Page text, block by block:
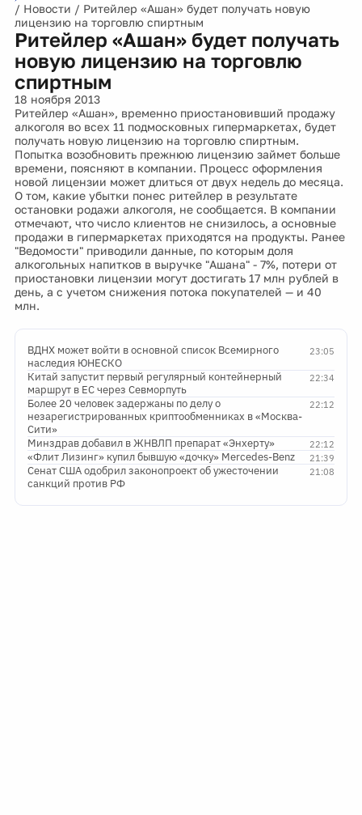
/ Новости / Ритейлер «Ашан» будет получать новую
лицензию на торговлю спиртным
Ритейлер «Ашан» будет получать
новую лицензию на торговлю
спиртным
18 ноября 2013
Ритейлер «Ашан», временно приостановивший продажу
алкоголя во всех 11 подмосковных гипермаркетах, будет
получать новую лицензию на торговлю спиртным.
Попытка возобновить прежнюю лицензию займет больше
времени, поясняют в компании. Процесс оформления
новой лицензии может длиться от двух недель до месяца.
О том, какие убытки понес ритейлер в результате
остановки родажи алкоголя, не сообщается. В компании
отмечают, что число клиентов не снизилось, а основные
продажи в гипермаркетах приходятся на продукты. Ранее
"Ведомости" приводили данные, по которым доля
алкогольных напитков в выручке "Ашана" - 7%, потери от
приостановки лицензии могут достигать 17 млн рублей в
день, а с учетом снижения потока покупателей — и 40
млн.
23:05
ВДНХ может войти в основной список Всемирного
наследия ЮНЕСКО
22:34
Китай запустит первый регулярный контейнерный
маршрут в ЕС через Севморпуть
22:12
Более 20 человек задержаны по делу о
незарегистрированных криптообменниках в «Москва-
Сити»
22:12
Минздрав добавил в ЖНВЛП препарат «Энхерту»
21:39
«Флит Лизинг» купил бывшую «дочку» Mercedes-Benz
21:08
Сенат США одобрил законопроект об ужесточении
санкций против РФ